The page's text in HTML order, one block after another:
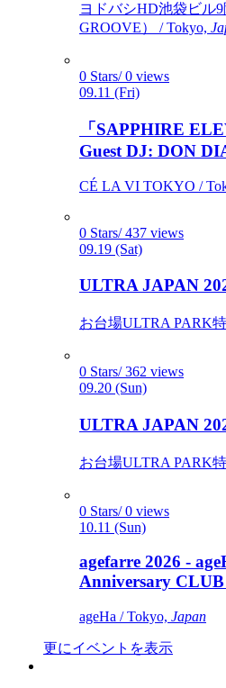
ヨドバシHD池袋ビル
GROOVE） / Tokyo,
0 Stars/ 0 views
09.11 (Fri)
「SAPPHIRE
Guest DJ: DON
CÉ LA VI TOKYO /
0 Stars/ 437 views
09.19 (Sat)
ULTRA JAPAN
お台場ULTRA PARK
0 Stars/ 362 views
09.20 (Sun)
ULTRA JAPAN
お台場ULTRA PARK
0 Stars/ 0 views
10.11 (Sun)
agefarre 2026 -
Anniversary
ageHa / Tokyo, Japan
更にイベントを表示